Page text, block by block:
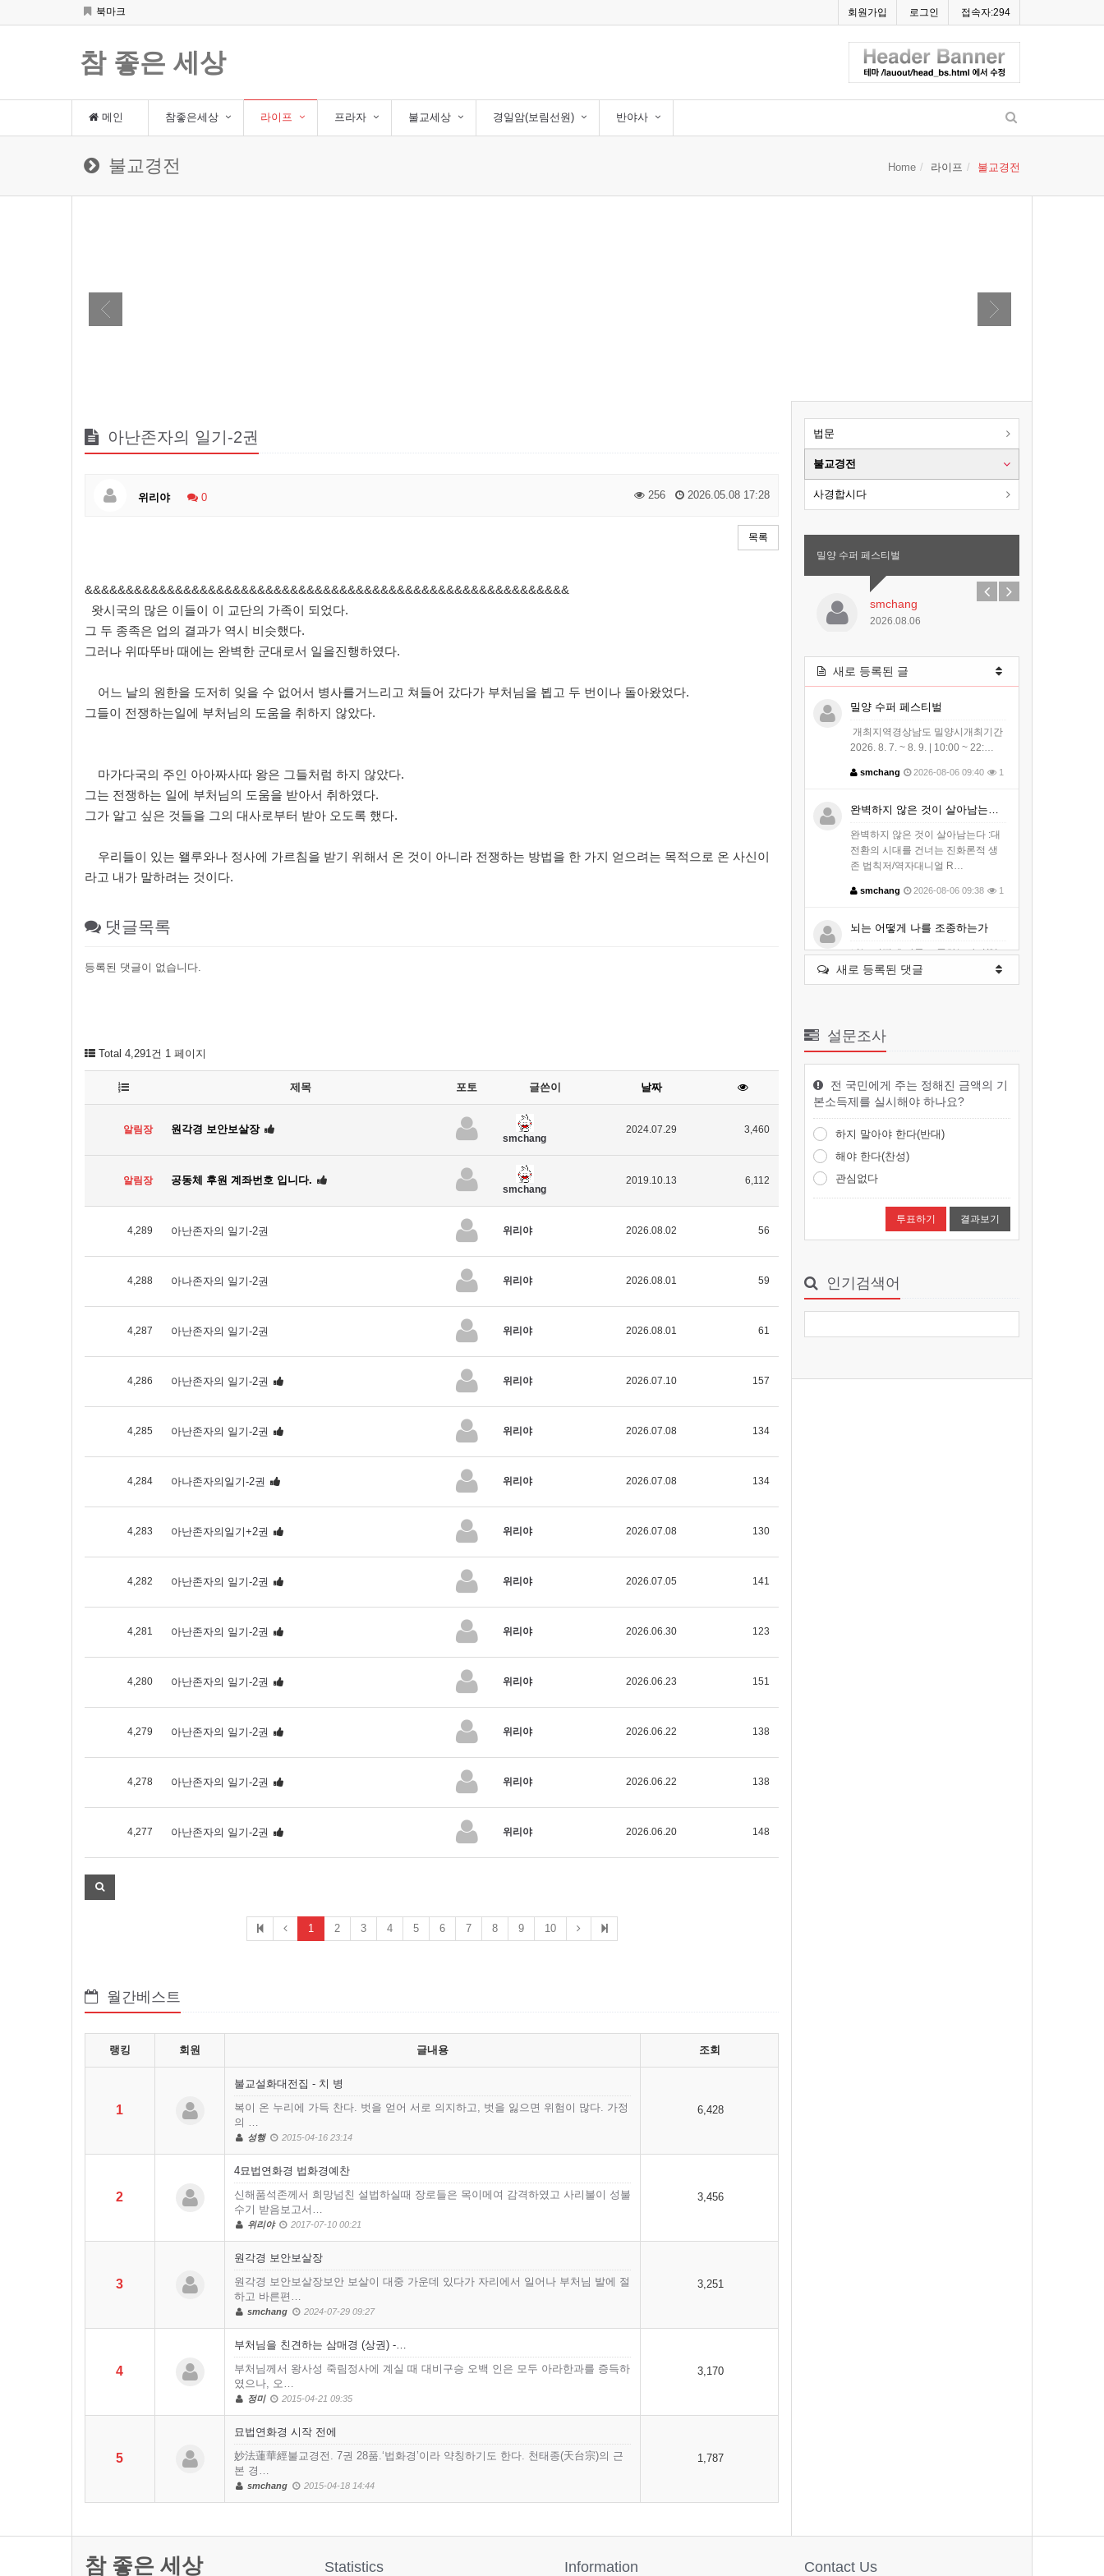
북마크 회원가입 로그인 접속자:294
참 좋은 세상
메인 참좋은세상 라이프 프라자 불교세상 경일암(보림선원) 반야사
불교경전 Home 라이프 불교경전
아난존자의 일기-2권
위리야 0 256 2026.05.08 17:28
목록
&&&&&&&&&&&&&&&&&&&&&&&&&&&&&&&&&&&&&&&&&&&&&&&&&&&&&&&&&&&
왓시국의 많은 이들이 이 교단의 가족이 되었다.
그 두 종족은 업의 결과가 역시 비슷했다.
그러나 위따뚜바 때에는 완벽한 군대로서 일을진행하였다.
어느 날의 원한을 도저히 잊을 수 없어서 병사를거느리고 쳐들어 갔다가 부처님을 뵙고 두 번이나 돌아왔었다.
그들이 전쟁하는일에 부처님의 도움을 취하지 않았다.
마가다국의 주인 아아짜사따 왕은 그들처럼 하지 않았다.
그는 전쟁하는 일에 부처님의 도움을 받아서 취하였다.
그가 알고 싶은 것들을 그의 대사로부터 받아 오도록 했다.
우리들이 있는 왤루와나 정사에 가르침을 받기 위해서 온 것이 아니라 전쟁하는 방법을 한 가지 얻으려는 목적으로 온 사신이
라고 내가 말하려는 것이다.
댓글목록
등록된 댓글이 없습니다.
Total 4,291건 1 페이지
제목 포토 글쓴이 날짜
알림장 원각경 보안보살장
smchang
2024.07.29 3,460
알림장 공동체 후원 계좌번호 입니다.
smchang
2019.10.13 6,112
4,289 아난존자의 일기-2권 위리야 2026.08.02 56
4,288 아나존자의 일기-2권 위리야 2026.08.01 59
4,287 아난존자의 일기-2권 위리야 2026.08.01 61
4,286 아난존자의 일기-2권 위리야 2026.07.10 157
4,285 아난존자의 일기-2권 위리야 2026.07.08 134
4,284 아나존자의일기-2권 위리야 2026.07.08 134
4,283 아난존자의일기+2권 위리야 2026.07.08 130
4,282 아난존자의 일기-2권 위리야 2026.07.05 141
4,281 아난존자의 일기-2권 위리야 2026.06.30 123
4,280 아난존자의 일기-2권 위리야 2026.06.23 151
4,279 아난존자의 일기-2권 위리야 2026.06.22 138
4,278 아난존자의 일기-2권 위리야 2026.06.22 138
4,277 아난존자의 일기-2권 위리야 2026.06.20 148
1 2 3 4 5 6 7 8 9 10
월간베스트
랭킹 회원 글내용 조회
1
불교설화대전집 - 치 병
복이 온 누리에 가득 찬다. 벗을 얻어 서로 의지하고, 벗을 잃으면 위험이 많다. 가정
의 …
성행 2015-04-16 23:14
6,428
2
4묘법연화경 법화경예찬
신해품석존께서 희망넘친 설법하실때 장로들은 목이메여 감격하였고 사리불이 성불
수기 받음보고서…
위리야 2017-07-10 00:21
3,456
3
원각경 보안보살장
원각경 보안보살장보안 보살이 대중 가운데 있다가 자리에서 일어나 부처님 발에 절
하고 바른편…
smchang 2024-07-29 09:27
3,251
4
부처님을 친견하는 삼매경 (상권) -…
부처님께서 왕사성 죽림정사에 계실 때 대비구승 오백 인은 모두 아라한과를 증득하
였으나, 오…
정미 2015-04-21 09:35
3,170
5
묘법연화경 시작 전에
妙法蓮華經불교경전. 7권 28품.‘법화경’이라 약칭하기도 한다. 천태종(天台宗)의 근
본 경…
smchang 2015-04-18 14:44
1,787
법문
불교경전
사경합시다
밀양 수퍼 페스티벌
smchang
2026.08.06
새로 등록된 글
밀양 수퍼 페스티벌
개최지역경상남도 밀양시개최기간
2026. 8. 7. ~ 8. 9. | 10:00 ~ 22:…
smchang 2026-08-06 09:40 1
완벽하지 않은 것이 살아남는다 :대전…
완벽하지 않은 것이 살아남는다 :대
전환의 시대를 건너는 진화론적 생
존 법칙저/역자대니얼 R…
smchang 2026-08-06 09:38 1
뇌는 어떻게 나를 조종하는가
뇌는 어떻게 나를 조종하는가저/역
자크리스 나이바우어 지음 ｜ 김윤
종 옮김출판사클랩북스출판일…
놀이·명상·불교영화 체험대전파라
미타청소년협회는 8월4일부터…
두 함께 즐겁게 놀자!”동원사 여름캠
프광주 동원사(…
‘의문’총무원장 스님 …
새로 등록된 댓글
설문조사
전 국민에게 주는 정해진 금액의 기
본소득제를 실시해야 하나요?
하지 말아야 한다(반대)
해야 한다(찬성)
관심없다
결과보기
인기검색어
참 좋은 세상 Statistics Information Contact Us